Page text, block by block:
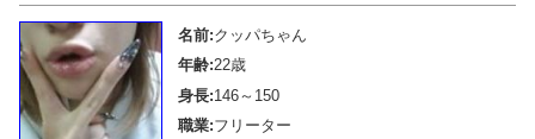
名前:クッパちゃん
年齢:22歳
身長:146～150
職業:フリーター